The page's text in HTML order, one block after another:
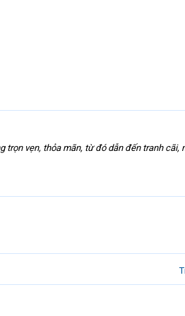
trọn vẹn, thỏa mãn, từ đó dẫn đến tranh cãi,